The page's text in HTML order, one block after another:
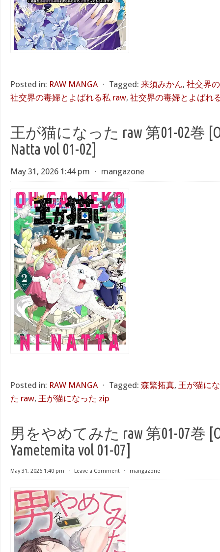
Posted in: RAW MANGA ⋅ Tagged: 来須みかん, 社交界
社交界の毒婦とよばれる私 raw, 社交界の毒婦とよばれ
王が猫になった raw 第01-02巻
Natta vol 01-02]
May 31, 2026 1:44 pm ⋅ mangazone
Posted in: RAW MANGA ⋅ Tagged: 森繁拓真, 王が猫に
た raw, 王が猫になった zip
男をやめてみた raw 第01-07巻
Yametemita vol 01-07]
May 31, 2026 1:40 pm ⋅ Leave a Comment ⋅ mangazone